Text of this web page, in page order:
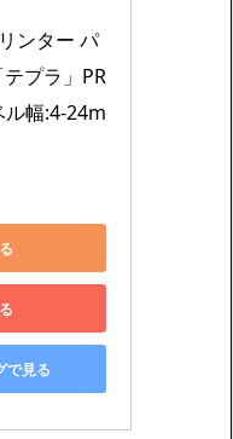
ンター パ
プラ」PR
ル幅:4-24m
で見る